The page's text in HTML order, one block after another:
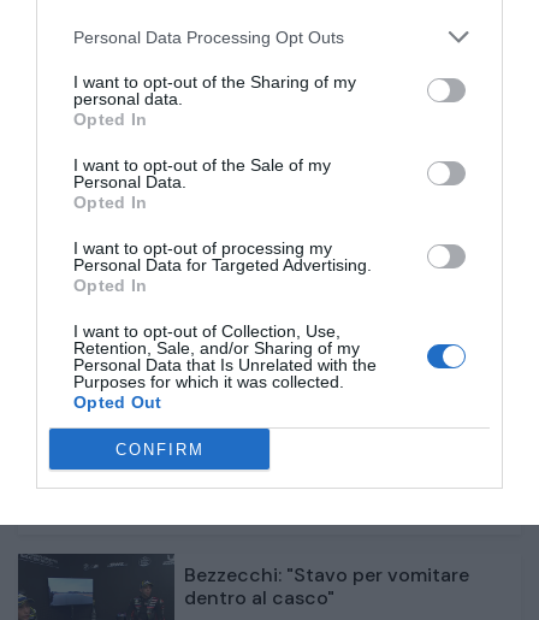
Personal Data Processing Opt Outs
I want to opt-out of the Sharing of my
personal data.
Opted In
I want to opt-out of the Sale of my
Personal Data.
Opted In
I want to opt-out of processing my
Personal Data for Targeted Advertising.
Opted In
I want to opt-out of Collection, Use,
Retention, Sale, and/or Sharing of my
Personal Data that Is Unrelated with the
Purposes for which it was collected.
Opted Out
CONFIRM
Lampedusa, sub falciato da
1 ora fa 2
gommone: muore 29enne
Bezzecchi: "Stavo per vomitare
dentro al casco"